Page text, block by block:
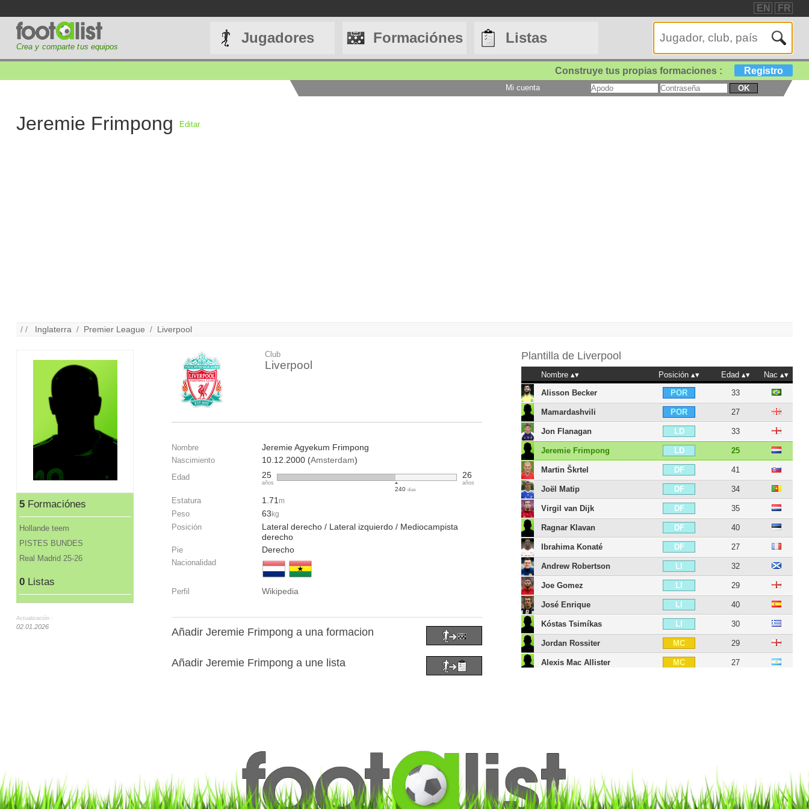
EN FR
Crea y comparte tus equipos
Jugadores Formaciónes Listas
Construye tus propias formaciones : Registro
Mi cuenta OK
Jeremie Frimpong Editar
/ / Inglaterra / Premier League / Liverpool
5Formaciónes
Hollande teem
PISTES BUNDES
Real Madrid 25-26
0Listas
Actualización :
02.01.2026
Club
Liverpool
Nombre Jeremie Agyekum Frimpong
Nascimiento 10.12.2000 (Amsterdam)
Edad 25
años
240días
26
años
Estatura 1.71m
Peso 63 kg
Posición
Lateral derecho / Lateral izquierdo / Mediocampista
derecho
Pie Derecho
Nacionalidad
Perfil Wikipedia
Añadir Jeremie Frimpong a una formacion
Añadir Jeremie Frimpong a une lista
Plantilla de Liverpool
Nombre Posición Edad
Nac
Alisson Becker
POR 33
Mamardashvili POR 27
Jon Flanagan LD 33
Jeremie Frimpong LD 25
Martin Škrtel DF 41
Joël Matip DF 34
Virgil van Dijk DF 35
Ragnar Klavan DF 40
Ibrahima Konaté DF 27
Andrew Robertson LI 32
Joe Gomez LI 29
José Enrique LI 40
Kóstas Tsimíkas LI 30
Jordan Rossiter MC 29
Alexis Mac Allister MC 27
Lazar Markovic 32
Mohamed Salah DD 34